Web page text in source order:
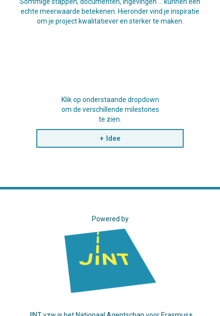
echte meerwaarde betekenen. Hieronder vind je inspiratie
om je project kwalitatiever en sterker te maken.
Klik op onderstaande dropdown
om de verschillende milestones
te zien.
Idee
Powered by